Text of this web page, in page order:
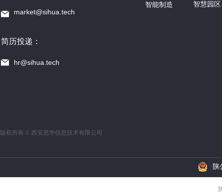
版权所有 © 西安思华信息技术有限公司
market@sihua.tech
智能制造
hr@sihua.tech
简历投递：
陕
智慧园区